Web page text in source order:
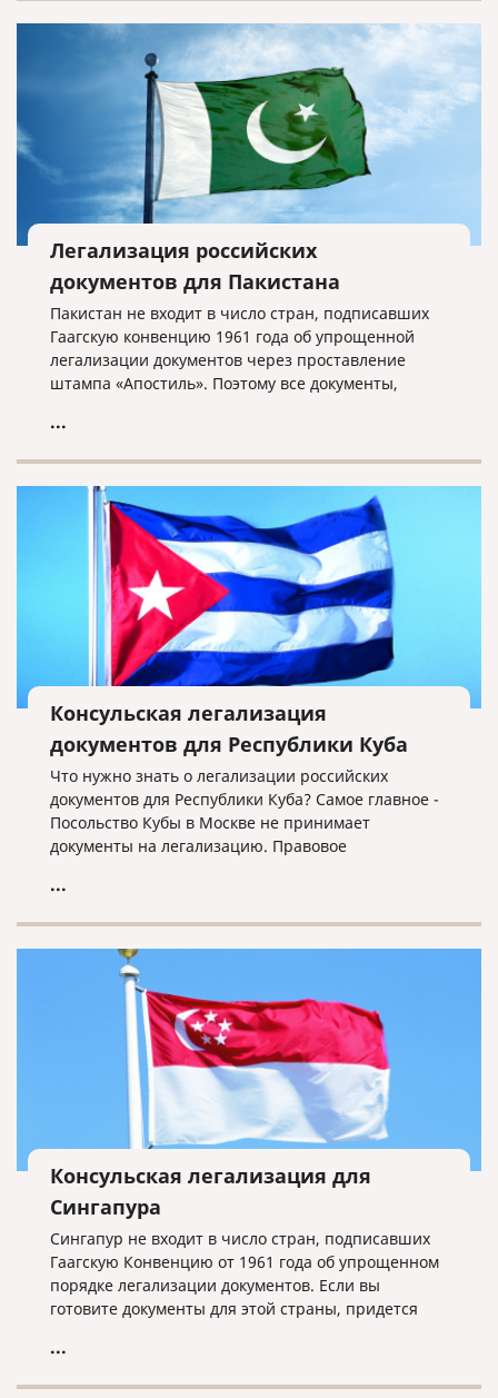
Легализация российских
документов для Пакистана
Пакистан не входит в число стран, подписавших
Гаагскую конвенцию 1961 года об упрощенной
легализации документов через проставление
штампа «Апостиль». Поэтому все документы,
Федерации, от физических лиц или российских
...
Консульская легализация
документов для Республики Куба
Что нужно знать о легализации российских
документов для Республики Куба? Самое главное -
Посольство Кубы в Москве не принимает
документы на легализацию. Правовое
помощи между СССР и Республикой Куба о
...
Консульская легализация для
Сингапура
Сингапур не входит в число стран, подписавших
Гаагскую Конвенцию от 1961 года об упрощенном
порядке легализации документов. Если вы
готовите документы для этой страны, придется
легализации.
...